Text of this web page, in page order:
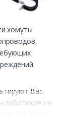
хомуты
Вас,
заботимся не